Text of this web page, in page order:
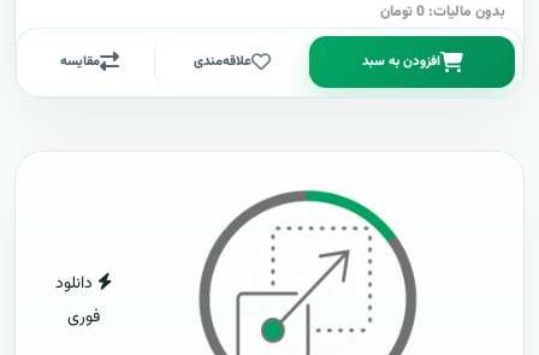
بدون مالیات: 0 تومان
افزودن به سبد علاقه‌مندی مقایسه
دانلود
فوری